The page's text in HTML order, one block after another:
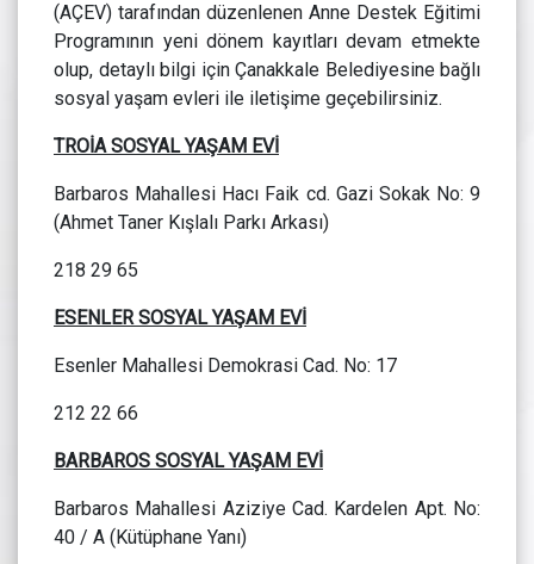
(AÇEV) tarafından düzenlenen Anne Destek Eğitimi
Programının yeni dönem kayıtları devam etmekte
olup, detaylı bilgi için Çanakkale Belediyesine bağlı
sosyal yaşam evleri ile iletişime geçebilirsiniz.
TROİA SOSYAL YAŞAM EVİ
Barbaros Mahallesi Hacı Faik cd. Gazi Sokak No: 9
(Ahmet Taner Kışlalı Parkı Arkası)
218 29 65
ESENLER SOSYAL YAŞAM EVİ
Esenler Mahallesi Demokrasi Cad. No: 17
212 22 66
BARBAROS SOSYAL YAŞAM EVİ
Barbaros Mahallesi Aziziye Cad. Kardelen Apt. No:
40 / A (Kütüphane Yanı)